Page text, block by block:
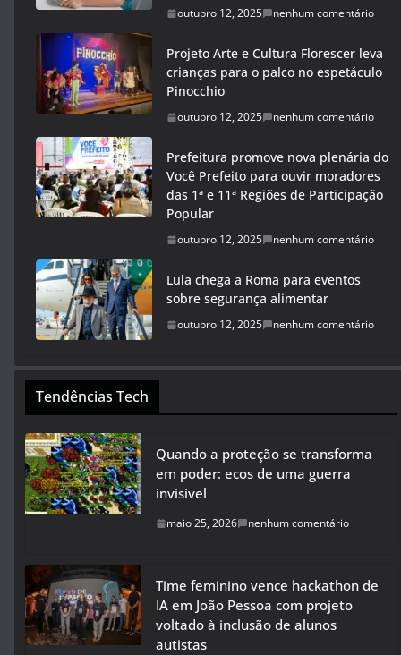
outubro 12, 2025 nenhum comentário
Projeto Arte e Cultura Florescer leva
crianças para o palco no espetáculo
Pinocchio
outubro 12, 2025 nenhum comentário
Prefeitura promove nova plenária do
Você Prefeito para ouvir moradores
das 1ª e 11ª Regiões de Participação
Popular
outubro 12, 2025 nenhum comentário
Lula chega a Roma para eventos
sobre segurança alimentar
outubro 12, 2025 nenhum comentário
Tendências Tech
Quando a proteção se transforma
em poder: ecos de uma guerra
invisível
maio 25, 2026 nenhum comentário
Time feminino vence hackathon de
IA em João Pessoa com projeto
voltado à inclusão de alunos
autistas